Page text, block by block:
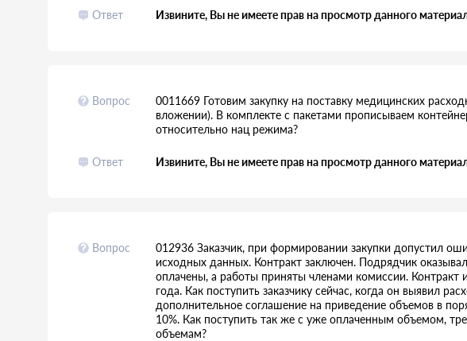
Ответ Извините, Вы не имеете прав на просмотр данного
Вопрос
0011669 Готовим закупку на поставку медицинских
вложении). В комплекте с пакетами прописываем
относительно нац режима?
Ответ Извините, Вы не имеете прав на просмотр данного
Вопрос
012936 Заказчик, при формировании закупки допустил
исходных данных. Контракт заключен. Подрядчик
оплачены, а работы приняты членами комиссии. Контракт
года. Как поступить заказчику сейчас, когда он выявил
дополнительное соглашение на приведение объемов в
10%. Как поступить так же с уже оплаченным объемом,
объемам?